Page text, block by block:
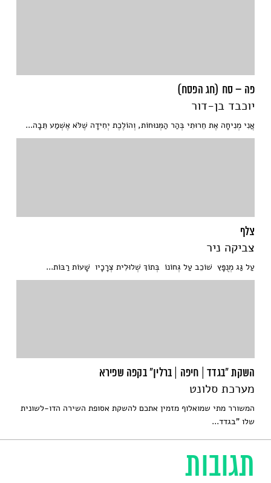
תגובות
פה – סח (חג הפסח)
יוכבד בן-דור
אֲנִי מְנִיחָה אֶת חֵרוּתִי בְּהַר הַמְּנוּחוֹת, וְהוֹלֶכֶת יְחִידָה שֶׁלֹּא אֶשְׁמַע תֵּבָה...
צלף
צביקה ניר
עַל גַּג מְנֻפָּץ שׁוֹכֵב עַל גְּחוֹנוֹ בְּתוֹךְ שְׁלוּלִית צְרָכָיו שָׁעוֹת רַבּוֹת...
השקת "בגדד | חיפה | ברלין" בקפה שפירא
מערכת סלונט
המשורר מתי שמואלוף מזמין אתכם להשקת אסופת השירה הדו-לשונית
שלו "בגדד...